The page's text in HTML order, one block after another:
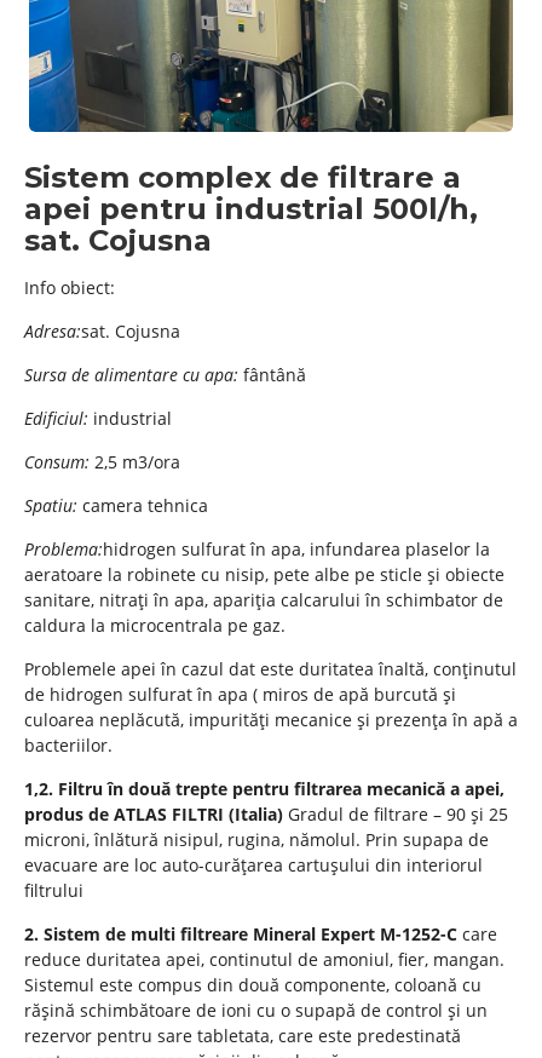
Sistem complex de filtrare a
apei pentru industrial 500l/h,
sat. Cojusna
Info obiect:
Adresa:sat. Cojusna
Sursa de alimentare cu apa: fântână
Edificiul: industrial
Consum: 2,5 m3/ora
Spatiu: camera tehnica
Problema:hidrogen sulfurat în apa, infundarea plaselor la
aeratoare la robinete cu nisip, pete albe pe sticle și obiecte
sanitare, nitrați în apa, apariția calcarului în schimbator de
caldura la microcentrala pe gaz.
Problemele apei în cazul dat este duritatea înaltă, conținutul
de hidrogen sulfurat în apa ( miros de apă burcută și
culoarea neplăcută, impurități mecanice și prezența în apă a
bacteriilor.
1,2. Filtru în două trepte pentru filtrarea mecanică a apei,
produs de ATLAS FILTRI (Italia) Gradul de filtrare – 90 și 25
microni, înlătură nisipul, rugina, nămolul. Prin supapa de
evacuare are loc auto-curățarea cartușului din interiorul
filtrului
2. Sistem de multi filtreare Mineral Expert M-1252-C care
reduce duritatea apei, continutul de amoniul, fier, mangan.
Sistemul este compus din două componente, coloană cu
rășină schimbătoare de ioni cu o supapă de control și un
rezervor pentru sare tabletata, care este predestinată